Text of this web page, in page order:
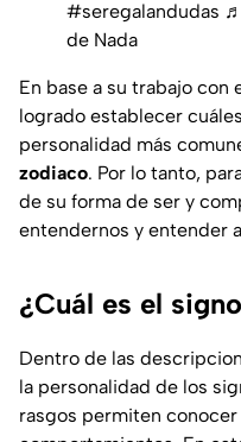
#seregalandudas
de Nada
En base a su trabajo con
logrado establecer
personalidad más
zodiaco. Por lo tanto,
de su forma de ser y
entendernos y entender
¿Cuál es el
Dentro de las
la personalidad de los
rasgos permiten